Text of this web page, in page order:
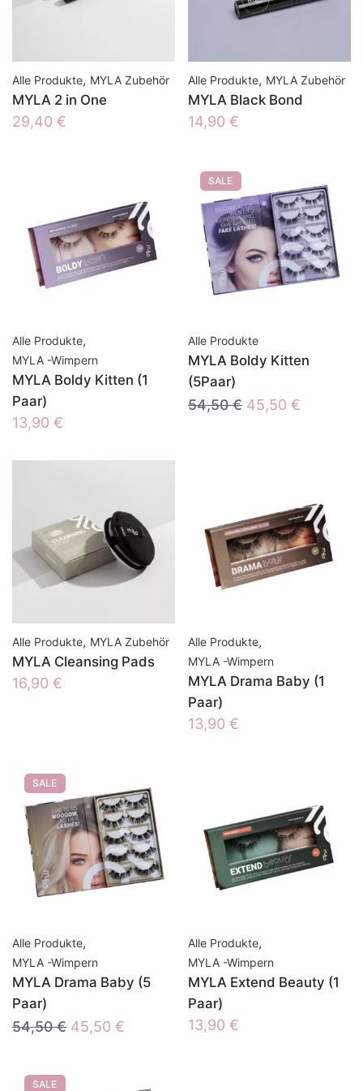
Alle Produkte, MYLA Zubehör
MYLA 2 in One
29,40 €
Alle Produkte, MYLA Zubehör
MYLA Black Bond
14,90 €
Alle Produkte,
MYLA -Wimpern
MYLA Boldy Kitten (1
Paar)
13,90 €
SALE
Alle Produkte
MYLA Boldy Kitten
(5Paar)
54,50€ Ursprünglicher
45,50 €
Alle Produkte, MYLA Zubehör
MYLA Cleansing Pads
16,90 €
Alle Produkte,
MYLA -Wimpern
MYLA Drama Baby (1
Paar)
13,90 €
SALE
Alle Produkte,
MYLA -Wimpern
MYLA Drama Baby (5
Paar)
54,50€ Ursprünglicher
45,50 €
Alle Produkte,
MYLA -Wimpern
MYLA Extend Beauty (1
Paar)
13,90 €
SALE